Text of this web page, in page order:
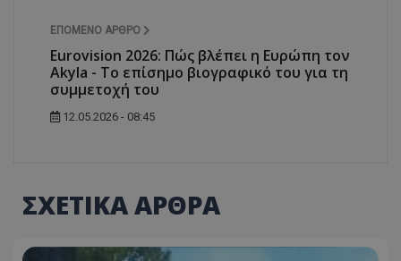
ΕΠΌΜΕΝΟ ΆΡΘΡΟ
Eurovision 2026: Πώς βλέπει η Ευρώπη τον
Akyla - Το επίσημο βιογραφικό του για τη
συμμετοχή του
12.05.2026 - 08:45
ΣΧΕΤΙΚΑ ΑΡΘΡΑ